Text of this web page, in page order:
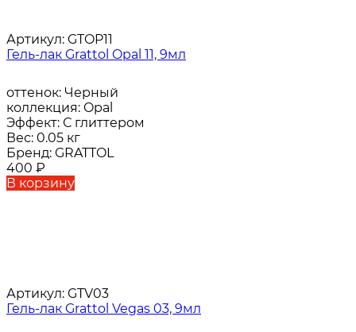
Артикул: GTOP11
Гель-лак Grattol Opal 11, 9мл
оттенок: Черный
коллекция: Opal
Эффект: С глиттером
Вес: 0.05 кг
Бренд: GRATTOL
400 ₽
В корзину
Артикул: GTV03
Гель-лак Grattol Vegas 03, 9мл